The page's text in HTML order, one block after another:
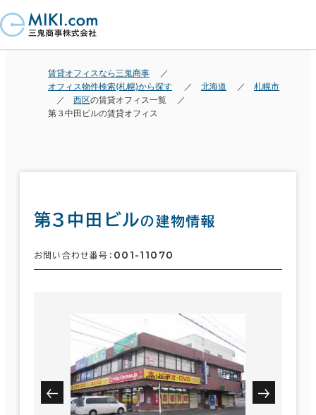
賃貸オフィスなら三鬼商事
オフィス物件検索(札幌)から探す
北海道
札幌市
西区の賃貸オフィス一覧
第３中田ビルの賃貸オフィス
第３中田ビルの建物情報
お問い合わせ番号： 001-11070